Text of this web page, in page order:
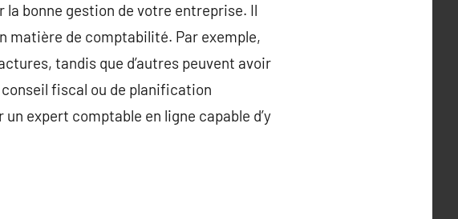
la bonne gestion de votre entreprise. Il
matière de comptabilité. Par exemple,
tandis que d’autres peuvent avoir
fiscal ou de planification
expert comptable en ligne capable d’y